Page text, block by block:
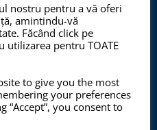
Group deține
al Calității
de Management
nostru pentru a vă oferi
amintindu-vă
Făcând click pe
utilizarea pentru TOATE
to give you the most
your preferences
“Accept”, you consent to